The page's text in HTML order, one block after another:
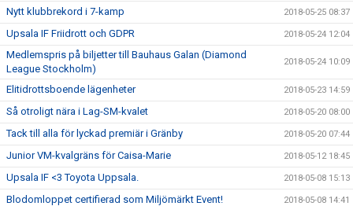
Nytt klubbrekord i 7-kamp 2018-05-25 08:37
Upsala IF Friidrott och GDPR 2018-05-24 12:04
Medlemspris på biljetter till Bauhaus Galan (Diamond
League Stockholm)
2018-05-24 10:09
Elitidrottsboende lägenheter 2018-05-23 14:59
Så otroligt nära i Lag-SM-kvalet 2018-05-20 08:00
Tack till alla för lyckad premiär i Gränby 2018-05-20 07:44
Junior VM-kvalgräns för Caisa-Marie 2018-05-12 18:45
Upsala IF <3 Toyota Uppsala. 2018-05-08 15:13
Blodomloppet certifierad som Miljömärkt Event! 2018-05-08 14:41